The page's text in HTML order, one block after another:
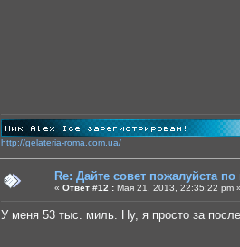
http://gelateria-roma.com.ua/
Re: Дайте совет пожалуйста
« Ответ #12 : Мая 21, 2013, 22:35:22 pm
У меня 53 тыс. миль. Ну, я просто за